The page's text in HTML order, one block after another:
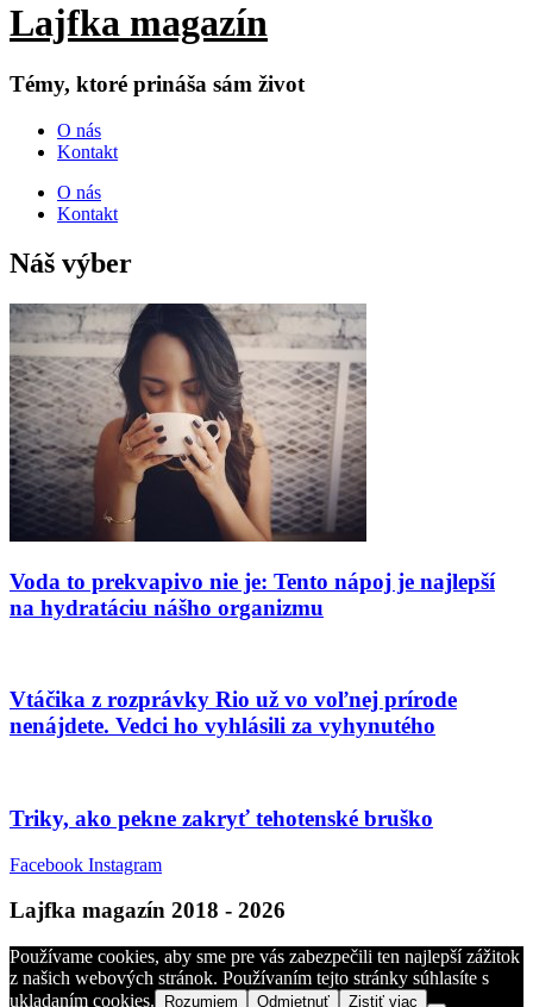
Lajfka magazín
Témy, ktoré prináša sám život
O nás
Kontakt
O nás
Kontakt
Náš výber
Voda to prekvapivo nie je: Tento nápoj je najlepší
na hydratáciu nášho organizmu
Vtáčika z rozprávky Rio už vo voľnej prírode
nenájdete. Vedci ho vyhlásili za vyhynutého
Triky, ako pekne zakryť tehotenské bruško
Facebook Instagram
Lajfka magazín 2018 - 2026
Používame cookies, aby sme pre vás zabezpečili ten najlepší zážitok
z našich webových stránok. Používaním tejto stránky súhlasíte s
ukladaním cookies.
Rozumiem Odmietnuť Zistiť viac